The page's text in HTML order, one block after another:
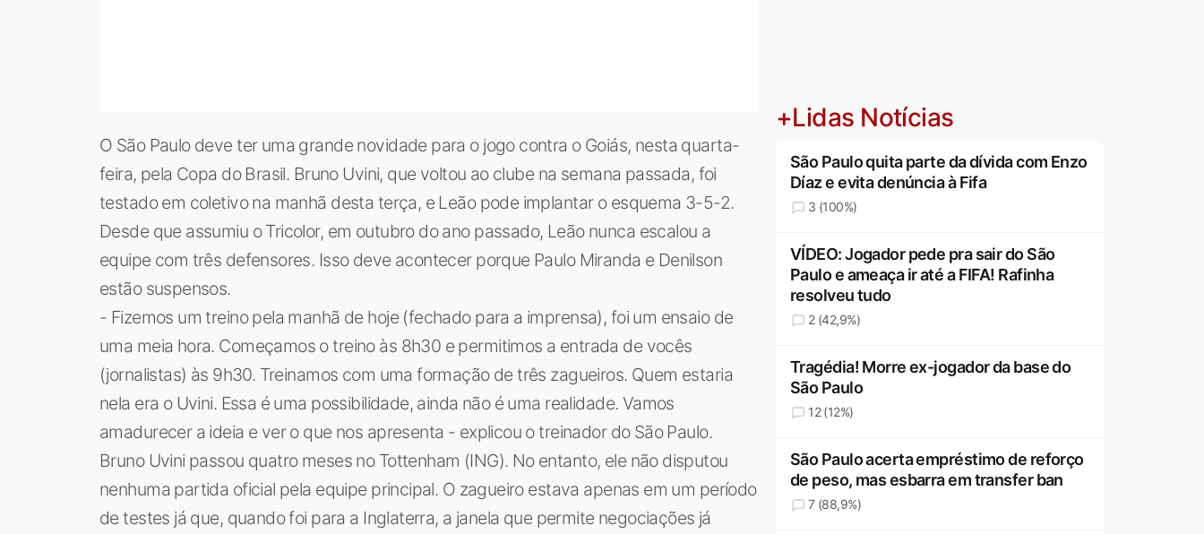
O São Paulo deve ter uma grande novidade para o jogo contra o Goiás, nesta quarta-
feira, pela Copa do Brasil. Bruno Uvini, que voltou ao clube na semana passada, foi
testado em coletivo na manhã desta terça, e Leão pode implantar o esquema 3-5-2.
Desde que assumiu o Tricolor, em outubro do ano passado, Leão nunca escalou a
equipe com três defensores. Isso deve acontecer porque Paulo Miranda e Denilson
estão suspensos.
- Fizemos um treino pela manhã de hoje (fechado para a imprensa), foi um ensaio de
uma meia hora. Começamos o treino às 8h30 e permitimos a entrada de vocês
(jornalistas) às 9h30. Treinamos com uma formação de três zagueiros. Quem estaria
nela era o Uvini. Essa é uma possibilidade, ainda não é uma realidade. Vamos
amadurecer a ideia e ver o que nos apresenta - explicou o treinador do São Paulo.
Bruno Uvini passou quatro meses no Tottenham (ING). No entanto, ele não disputou
nenhuma partida oficial pela equipe principal. O zagueiro estava apenas em um período
de testes já que, quando foi para a Inglaterra, a janela que permite negociações já
+Lidas Notícias
São Paulo quita parte da dívida com Enzo
Díaz e evita denúncia à Fifa
3 (100%)
VÍDEO: Jogador pede pra sair do São
Paulo e ameaça ir até a FIFA! Rafinha
resolveu tudo
2 (42,9%)
Tragédia! Morre ex-jogador da base do
São Paulo
12 (12%)
São Paulo acerta empréstimo de reforço
de peso, mas esbarra em transfer ban
7 (88,9%)